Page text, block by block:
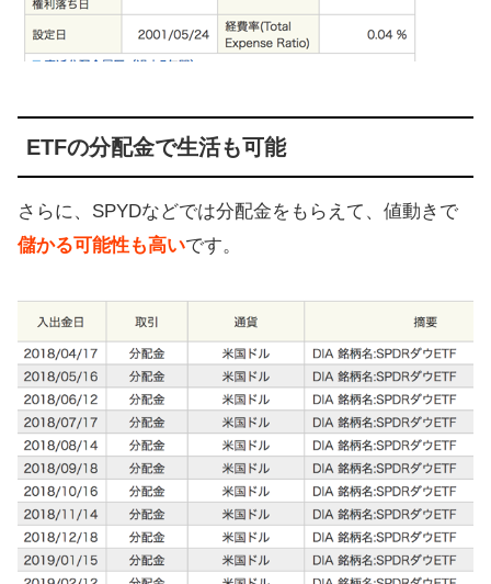
ETFの分配金で生活も可能
さらに、SPYDなどでは分配金をもらえて、値動きで
儲かる可能性も高いです。